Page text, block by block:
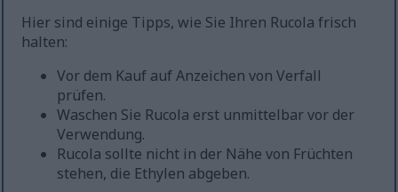
Hier sind einige Tipps, wie Sie Ihren Rucola frisch
halten:
Vor dem Kauf auf Anzeichen von Verfall
prüfen.
Waschen Sie Rucola erst unmittelbar vor der
Verwendung.
Rucola sollte nicht in der Nähe von Früchten
stehen, die Ethylen abgeben.